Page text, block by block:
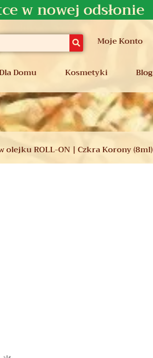
w nowej odsłonie
Moje Konto
Domu Kosmetyki Blog
ROLL-ON | Czkra Korony (8ml)